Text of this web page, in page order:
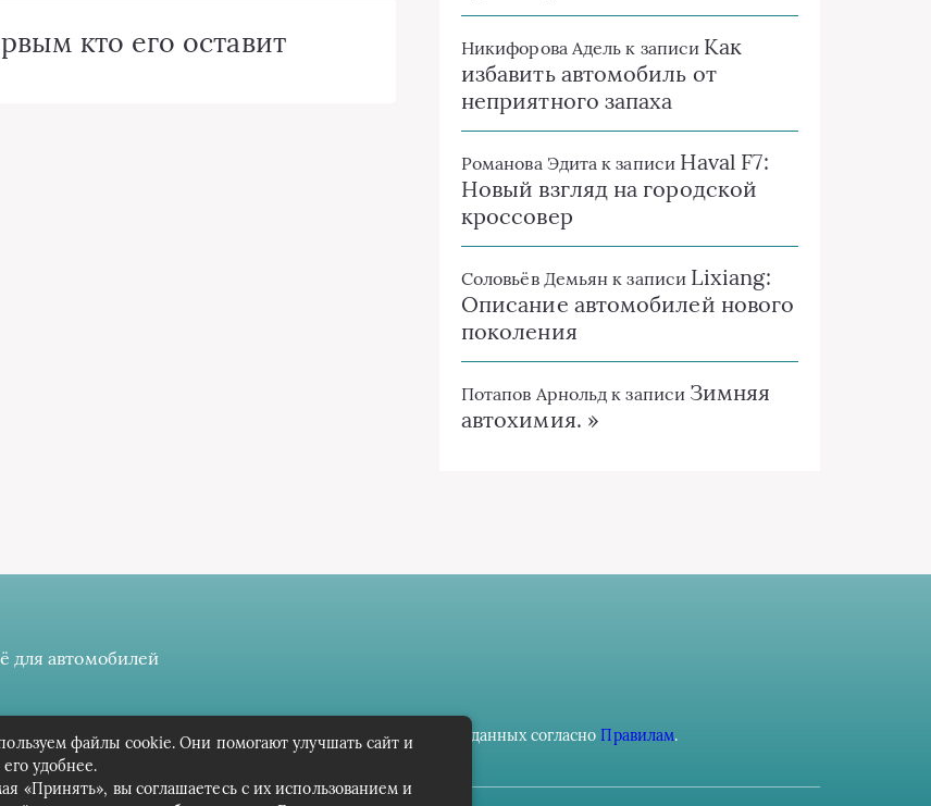
кто его оставит Никифорова Адель к записи Как
избавить автомобиль от
неприятного запаха
Романова Эдита к записи Haval F7:
Новый взгляд на городской
кроссовер
Соловьёв Демьян к записи Lixiang:
Описание автомобилей нового
поколения
Потапов Арнольд к записи Зимняя
автохимия. »
для автомобилей
на сбор, анализ и хранение своих персональных данных согласно Правилам.
информация предоставлена в ознакомительных целях.
файлы cookie. Они помогают улучшать сайт и
его удобнее.
«Принять», вы соглашаетесь с их использованием и